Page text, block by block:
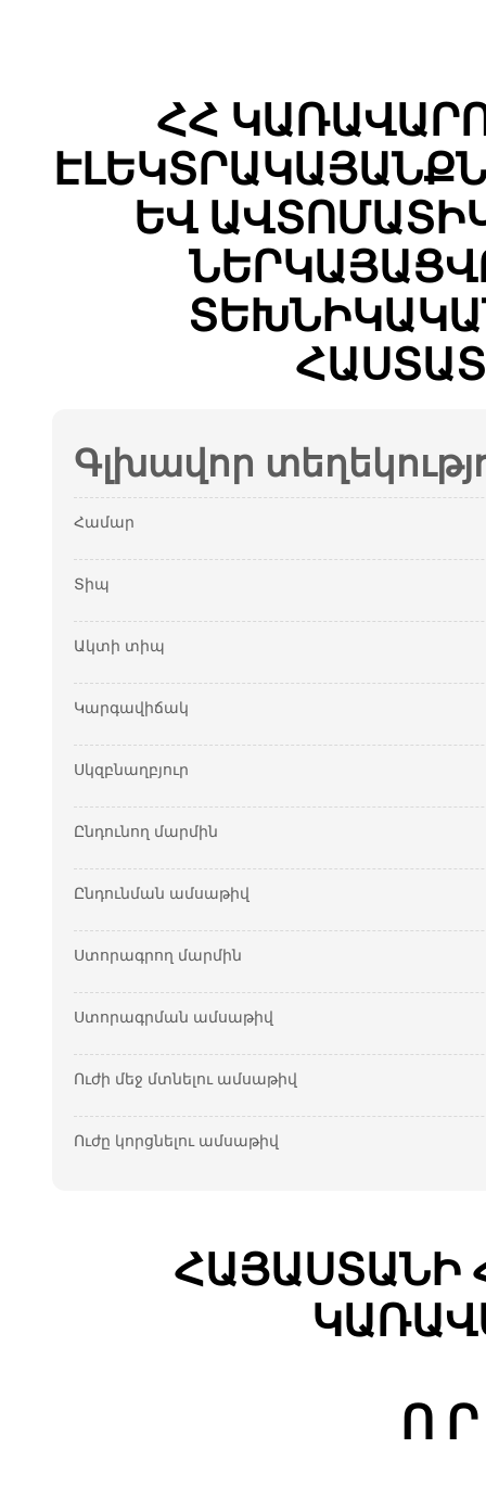
ՀՀ
ԵՎ
Գլխավոր
Համար
Տիպ
Ակտի տիպ
Կարգավիճակ
Սկզբնաղբյուր
Ընդունող մարմին
Ընդունման ամսաթիվ
Ստորագրող մարմին
Ստորագրման ամսաթիվ
Ուժի մեջ մտնելու ամսաթիվ
Ուժը կորցնելու ամսաթիվ
ՀԱՅԱՍՏԱՆԻ
Ո